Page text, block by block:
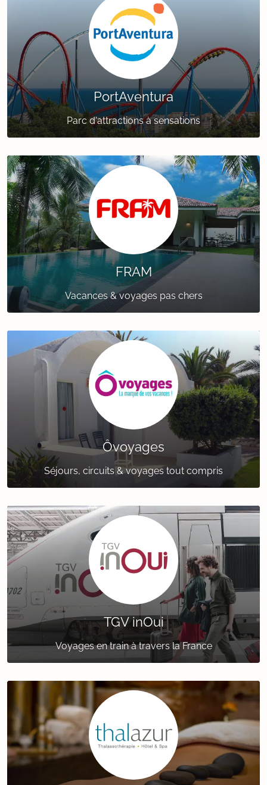
PortAventura
Parc d'attractions à sensations
FRAM
Vacances & voyages pas chers
Ôvoyages
Séjours, circuits & voyages tout compris
TGV inOui
Voyages en train à travers la France